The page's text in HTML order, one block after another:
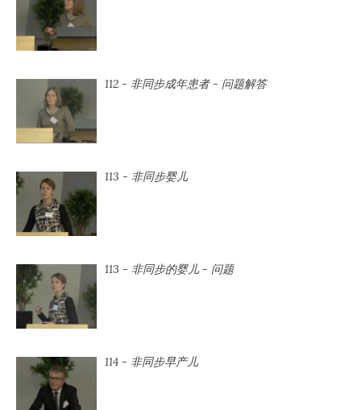
112 - 非同步成年患者 - 问题解答
113 - 非同步婴儿
113 - 非同步的婴儿 - 问题
114 - 非同步早产儿